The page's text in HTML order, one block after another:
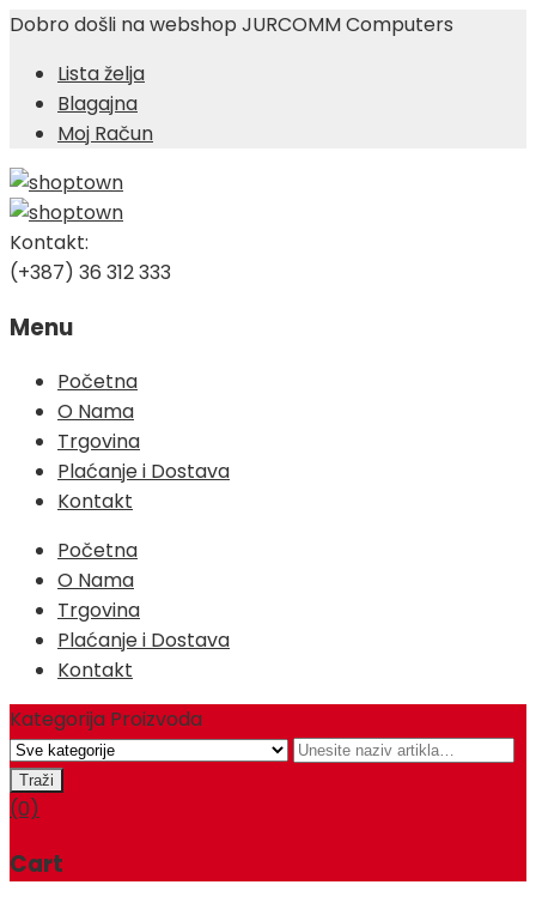
Dobro došli na webshop JURCOMM Computers
Lista želja
Blagajna
Moj Račun
Kontakt:
(+387) 36 312 333
Menu
Skip
content
Početna
O Nama
Trgovina
Plaćanje i Dostava
Kontakt
Početna
O Nama
Trgovina
Plaćanje i Dostava
Kontakt
Kategorija Proizvoda
(0)
Cart